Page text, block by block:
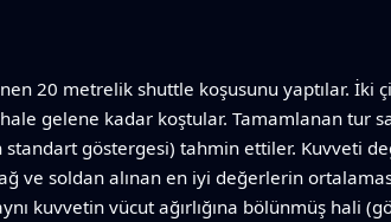
20 metrelik shuttle koşusunu yaptılar. İki
gelene kadar koştular. Tamamlanan tur
standart göstergesi) tahmin ettiler. Kuvveti
ve soldan alınan en iyi değerlerin
kuvvetin vücut ağırlığına bölünmüş hali